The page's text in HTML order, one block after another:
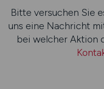
Bitte versuchen Sie
uns eine Nachricht
bei welcher Aktion